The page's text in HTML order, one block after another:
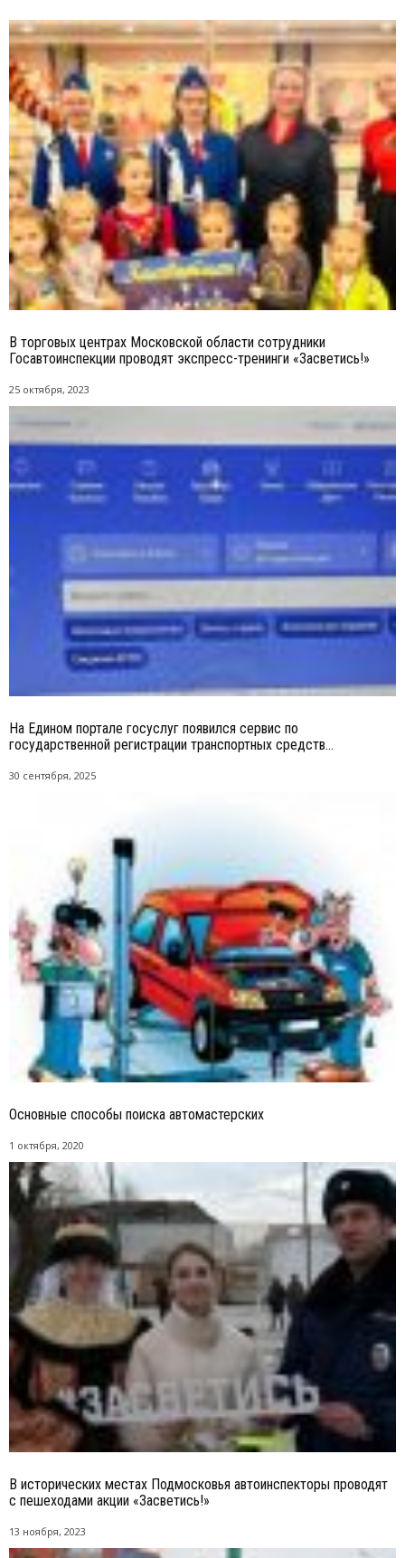
В торговых центрах Московской области сотрудники
Госавтоинспекции проводят экспресс-тренинги «Засветись!»
25 октября, 2023
На Едином портале госуслуг появился сервис по
государственной регистрации транспортных средств...
30 сентября, 2025
Основные способы поиска автомастерских
1 октября, 2020
В исторических местах Подмосковья автоинспекторы проводят
с пешеходами акции «Засветись!»
13 ноября, 2023